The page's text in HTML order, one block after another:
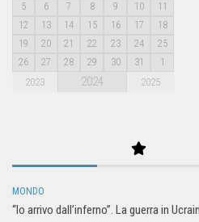
5
6 7 8 9 10
11
12
13 14 15 16 17
18
19
20 21 22 23 24
25
26
27 28 29 30 31 1
2023 2024 2025
MONDO
“Io arrivo dall’inferno”. La guerra in